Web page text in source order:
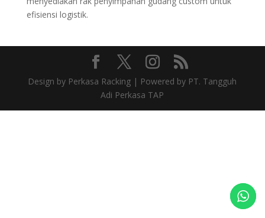
efisiensi logistik.
Design by Perkasa Racking | Powered by PT. Tangguh
Adi Perkasa TAP